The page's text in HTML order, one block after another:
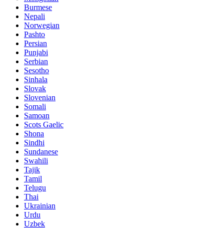
Burmese
Nepali
Norwegian
Pashto
Persian
Punjabi
Serbian
Sesotho
Sinhala
Slovak
Slovenian
Somali
Samoan
Scots Gaelic
Shona
Sindhi
Sundanese
Swahili
Tajik
Tamil
Telugu
Thai
Ukrainian
Urdu
Uzbek